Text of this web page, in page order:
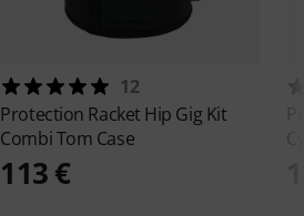
12
Protection Racket Hip Gig Kit
Combi Tom Case
113 €